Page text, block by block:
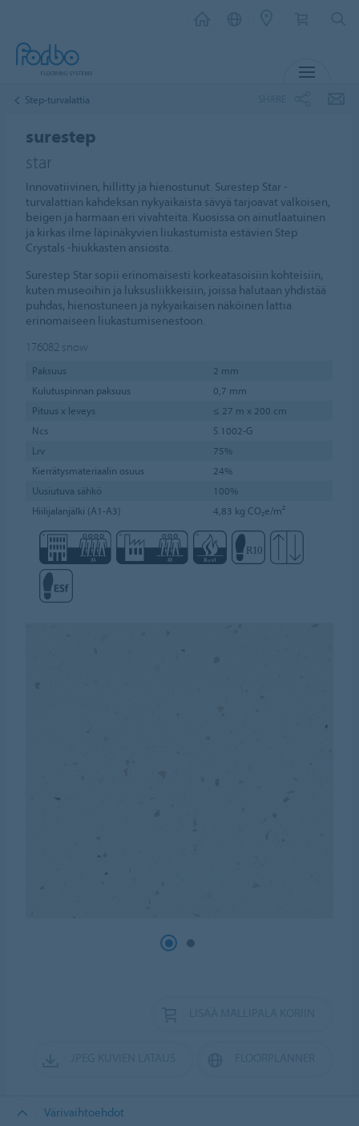
Step-turvalattia
surestep
star
Innovatiivinen, hillitty ja hienostunut. Surestep Star -
turvalattian kahdeksan nykyaikaista sävyä tarjoavat valkoisen,
beigen ja harmaan eri vivahteita. Kuosissa on ainutlaatuinen
ja kirkas ilme läpinäkyvien liukastumista estävien Step
Crystals -hiukkasten ansiosta.
Surestep Star sopii erinomaisesti korkeatasoisiin kohteisiin,
kuten museoihin ja luksusliikkeisiin, joissa halutaan yhdistää
puhdas, hienostuneen ja nykyaikaisen näköinen lattia
erinomaiseen liukastumisenestoon.
176082 snow
Paksuus
2 mm
Kulutuspinnan paksuus
0,7 mm
Pituus x leveys
≤ 27 m x 200 cm
Ncs
S 1002-G
Lrv
75%
Kierrätysmateriaalin osuus
24%
Uusiutuva sähkö
100%
Hiilijalanjälki (A1-A3)
4,83 kg CO₂e/m²
Värivaihtoehdot